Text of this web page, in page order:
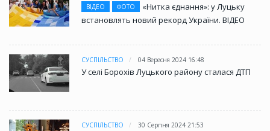
ВІДЕО
ФОТО
«Нитка єднання»: у Луцьку
встановлять новий рекорд України. ВІДЕО
СУСПІЛЬСТВО 04 Вересня 2024 16:48
У селі Борохів Луцького району сталася ДТП
СУСПІЛЬСТВО
30 Серпня 2024 21:53